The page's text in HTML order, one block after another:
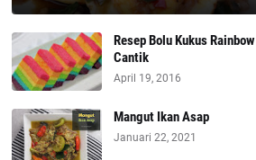
Resep Bolu Kukus Rainbow
Cantik
April 19, 2016
Mangut Ikan Asap
Januari 22, 2021